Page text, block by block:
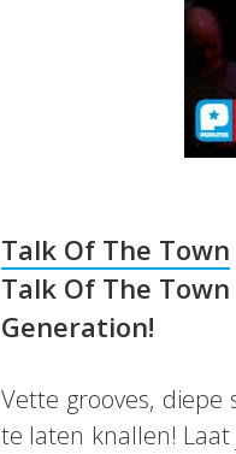
Talk Of The Town
Talk Of The
Generation!
Vette grooves, diepe
te laten knallen!